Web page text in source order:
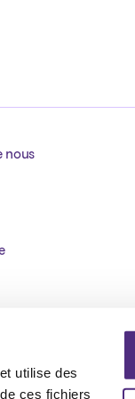
utilise des
ces fichiers
nous